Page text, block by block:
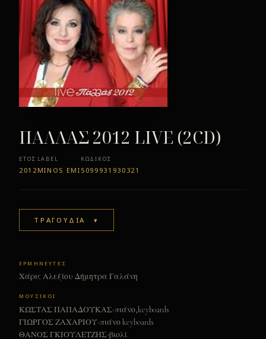
ΠΑΛΛΑΣ 2012 LIVE (2CD)
ΈΤΟΣ
2012
LABEL
MINOS EMI
ΚΩΔΙΚΌΣ
5099931930321
ΤΡΑΓΟΥΔΙΑ ▾
02Ο ΜΑΡΜΑΡΩΜΕΝΟΣ ΒΑΣΙΛΙΑΣ
ΧΑΛΑΣΙΑ ΜΟΥ
04ΟΔΟΣ ΑΡΙΣΤΟΤΕΛΟΥΣ
ΕΡΜΗΝΕΥΤΕΣ
Χάρις Αλεξίου Δήμητρα Γαλάνη
ΜΟΥΣΙΚΟΙ
ΚΩΣΤΑΣ ΠΑΠΑΔΟΥΚΑΣ-πιάνο,keyboards
ΓΙΩΡΓΟΣ ΖΑΧΑΡΙΟΥ-πιάνο keyboards
ΘΑΝΟΣ ΓΚΙΟΥΛΕΤΖΗΣ-βιολί